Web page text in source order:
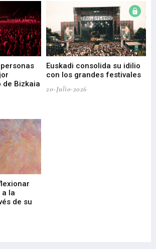
de Bizkaia
Euskadi consolida su idilio
con los grandes festivales
20-Julio-2026
la
de su